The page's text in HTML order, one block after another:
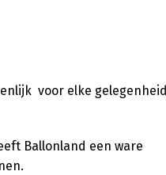
voor elke gelegenheid
Ballonland een ware